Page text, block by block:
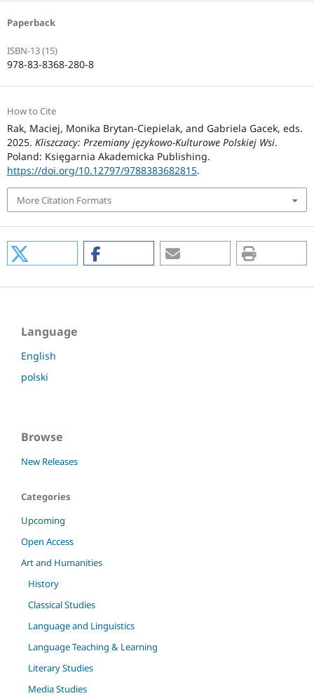
Paperback
ISBN-13 (15)
978-83-8368-280-8
How to Cite
Rak, Maciej, Monika Brytan-Ciepielak, and Gabriela Gacek, eds.
2025. Kliszczacy: Przemiany językowo-Kulturowe Polskiej Wsi.
Poland: Księgarnia Akademicka Publishing.
https://doi.org/10.12797/9788383682815.
More Citation Formats
Language
English
polski
Browse
New Releases
Categories
Upcoming
Open Access
Art and Humanities
History
Classical Studies
Language and Linguistics
Language Teaching & Learning
Literary Studies
Media Studies